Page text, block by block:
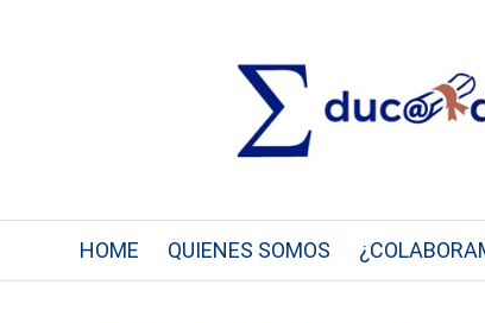
HOME QUIENES SOMOS